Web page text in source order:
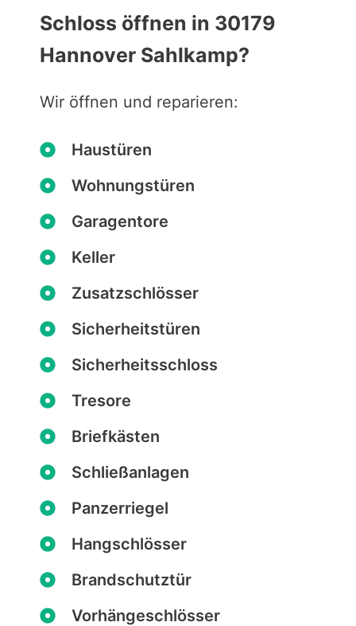
Schloss öffnen in 30179
Hannover Sahlkamp?
Wir öffnen und reparieren:
Haustüren
Wohnungstüren
Garagentore
Keller
Zusatzschlösser
Sicherheitstüren
Sicherheitsschloss
Tresore
Briefkästen
Schließanlagen
Panzerriegel
Hangschlösser
Brandschutztür
Vorhängeschlösser